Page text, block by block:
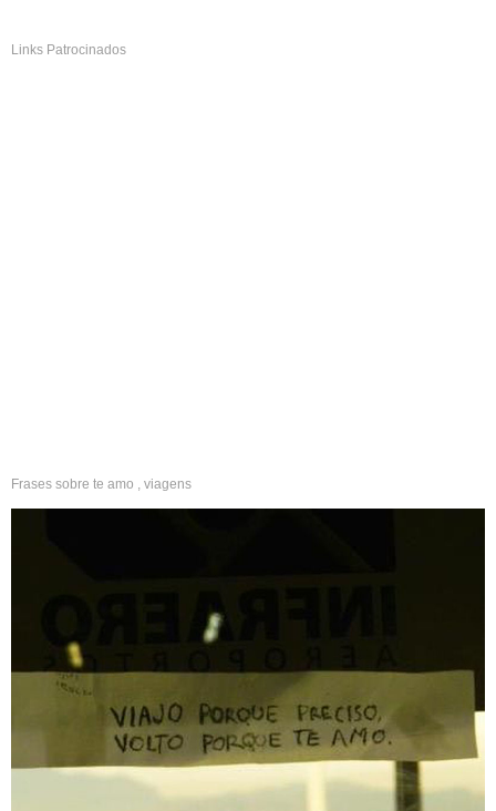
Links Patrocinados
Frases sobre te amo , viagens